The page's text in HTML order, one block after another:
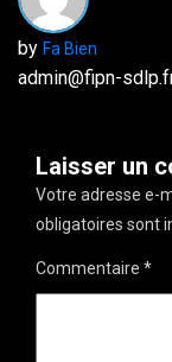
by Fa Bien
admin@fipn-
Laisser un
Votre adresse e-
obligatoires sont
Commentaire *